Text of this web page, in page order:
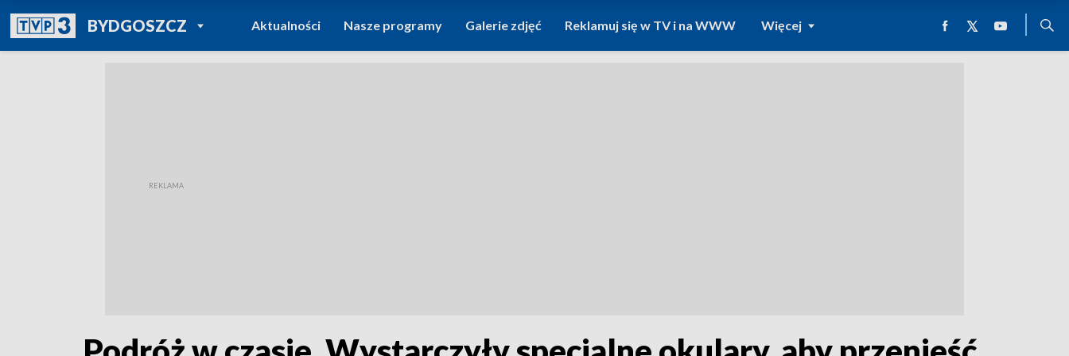
BYDGOSZCZPOWRÓT DO
TVP REGIONY
Aktualności Nasze programy Galerie zdjęć Reklamuj się w TV i na WWW Więcej